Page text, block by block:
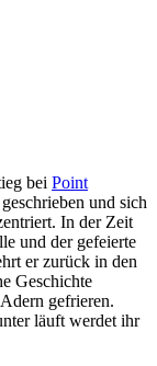
bei Point
und sich
In der Zeit
und der gefeierte
er zurück in den
Geschichte
gefrieren.
läuft werdet ihr